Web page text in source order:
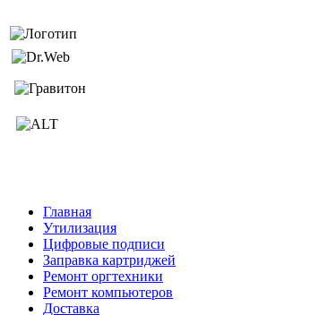
Главная
Утилизация
Цифровые подписи
Заправка картриджей
Ремонт оргтехники
Ремонт компьютеров
Доставка